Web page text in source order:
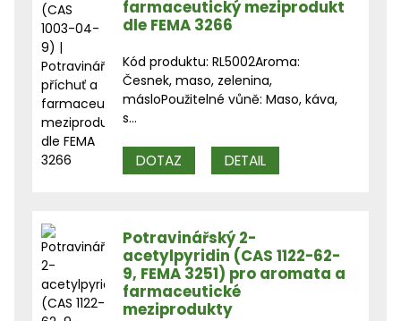
farmaceutický meziprodukt
dle FEMA 3266
Kód produktu: RL5002Aroma:
Česnek, maso, zelenina,
másloPoužitelné vůně: Maso, káva,
s...
DOTAZ DETAIL
Potravinářský 2-
acetylpyridin (CAS 1122-62-
9, FEMA 3251) pro aromata a
farmaceutické
meziprodukty